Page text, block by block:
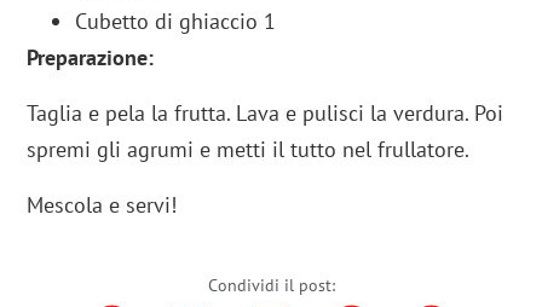
Cubetto di ghiaccio 1
Preparazione:
Taglia e pela la frutta. Lava e pulisci la verdura. Poi
spremi gli agrumi e metti il tutto nel frullatore.
Mescola e servi!
Condividi il post: